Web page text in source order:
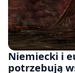
Niemiecki i
potrzebują